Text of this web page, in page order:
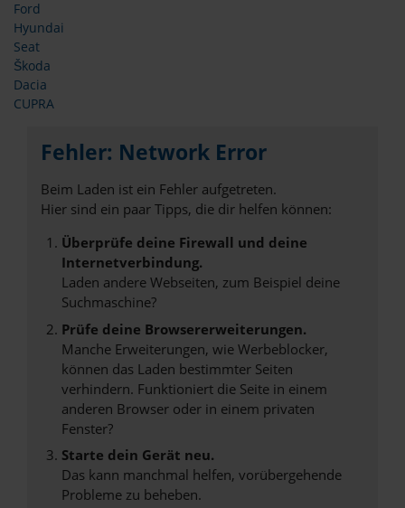
Ford
Hyundai
Seat
Škoda
Dacia
CUPRA
Fehler: Network Error
Beim Laden ist ein Fehler aufgetreten.
Hier sind ein paar Tipps, die dir helfen können:
Überprüfe deine Firewall und deine
Internetverbindung.
Laden andere Webseiten, zum Beispiel deine
Suchmaschine?
Prüfe deine Browsererweiterungen.
Manche Erweiterungen, wie Werbeblocker,
können das Laden bestimmter Seiten
verhindern. Funktioniert die Seite in einem
anderen Browser oder in einem privaten
Fenster?
Starte dein Gerät neu.
Das kann manchmal helfen, vorübergehende
Probleme zu beheben.